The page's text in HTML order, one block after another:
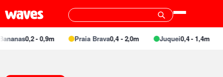
0,2 - 0,9m Praia Brava0,4 - 2,0m Juquei0,4 - 1,4m